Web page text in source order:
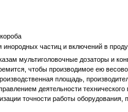
инородных частиц и включений в
мультиголовочные дозаторы и
чтобы производимое ею
площадь,
деятельности
точности работы